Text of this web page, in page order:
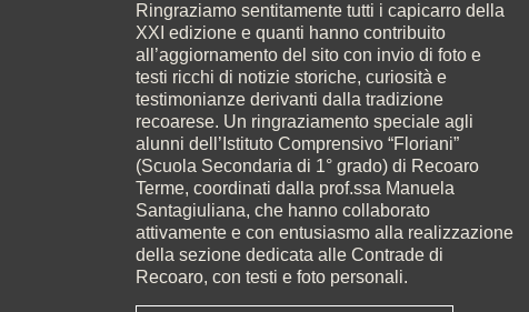
Ringraziamo sentitamente tutti i capicarro della
XXI edizione e quanti hanno contribuito
all’aggiornamento del sito con invio di foto e
testi ricchi di notizie storiche, curiosità e
testimonianze derivanti dalla tradizione
recoarese. Un ringraziamento speciale agli
alunni dell’Istituto Comprensivo “Floriani”
(Scuola Secondaria di 1° grado) di Recoaro
Terme, coordinati dalla prof.ssa Manuela
Santagiuliana, che hanno collaborato
attivamente e con entusiasmo alla realizzazione
della sezione dedicata alle Contrade di
Recoaro, con testi e foto personali.